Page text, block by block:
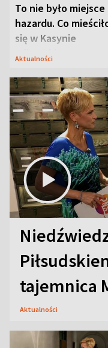
To nie było miejsce
hazardu. Co
się w Kasynie
Oficerskim?
Aktualności
tajemnica
Aktualności